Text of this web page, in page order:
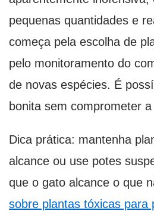
pequenas quantidades e
começa pela escolha de
pelo monitoramento do
de novas espécies. É
bonita sem comprometer
Dica prática: mantenha
alcance ou use potes
que o gato alcance o que
sobre plantas tóxicas para